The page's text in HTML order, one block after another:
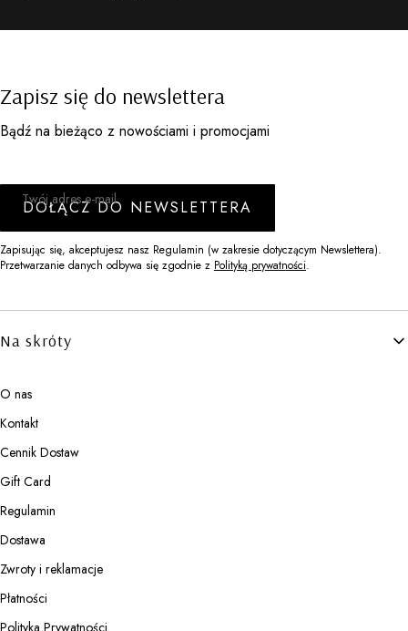
Zapisz się do newslettera
Bądź na bieżąco z nowościami i promocjami
Twój adres e-mail
DOŁĄCZ DO NEWSLETTERA
Zapisując się, akceptujesz nasz Regulamin (w zakresie dotyczącym Newslettera).
Przetwarzanie danych odbywa się zgodnie z Polityką prywatności.
Linki w stopce
Na skróty
O nas
Kontakt
Cennik Dostaw
Gift Card
Regulamin
Dostawa
Zwroty i reklamacje
Płatności